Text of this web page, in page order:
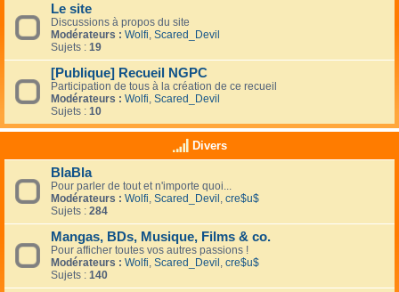
Le site
Discussions à propos du site
Modérateurs : Wolfi, Scared_Devil
Sujets : 19
[Publique] Recueil NGPC
Participation de tous à la création de ce recueil
Modérateurs : Wolfi, Scared_Devil
Sujets : 10
Divers
BlaBla
Pour parler de tout et n'importe quoi...
Modérateurs : Wolfi, Scared_Devil, cre$u$
Sujets : 284
Mangas, BDs, Musique, Films & co.
Pour afficher toutes vos autres passions !
Modérateurs : Wolfi, Scared_Devil, cre$u$
Sujets : 140